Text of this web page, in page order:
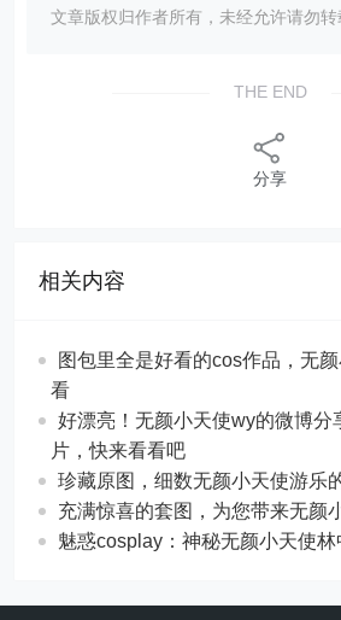
文章版权归作者所有，未经允许请勿转
THE END
分享
相关内容
图包里全是好看的cos作品，无
看
好漂亮！无颜小天使wy的微博分
片，快来看看吧
珍藏原图，细数无颜小天使游乐
充满惊喜的套图，为您带来无颜
魅惑cosplay：神秘无颜小天使